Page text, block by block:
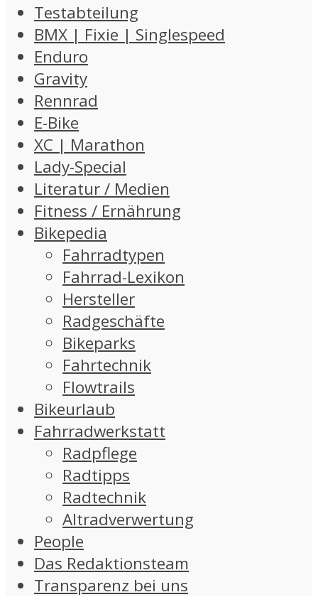
Testabteilung
BMX | Fixie | Singlespeed
Enduro
Gravity
Rennrad
E-Bike
XC | Marathon
Lady-Special
Literatur / Medien
Fitness / Ernährung
Bikepedia
Fahrradtypen
Fahrrad-Lexikon
Hersteller
Radgeschäfte
Bikeparks
Fahrtechnik
Flowtrails
Bikeurlaub
Fahrradwerkstatt
Radpflege
Radtipps
Radtechnik
Altradverwertung
People
Das Redaktionsteam
Transparenz bei uns